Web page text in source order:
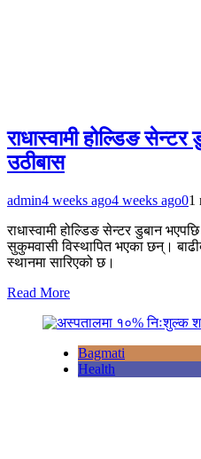
राधास्वामी होल्डिङ
उठीबास
admin4 weeks ago4 weeks ago01
राधास्वामी होल्डिङ सेन्टर डुबान
सुकुमवासी विस्थापित भएका छन्।
स्थानमा सारिएको छ।
Read More
Bagmati
Health